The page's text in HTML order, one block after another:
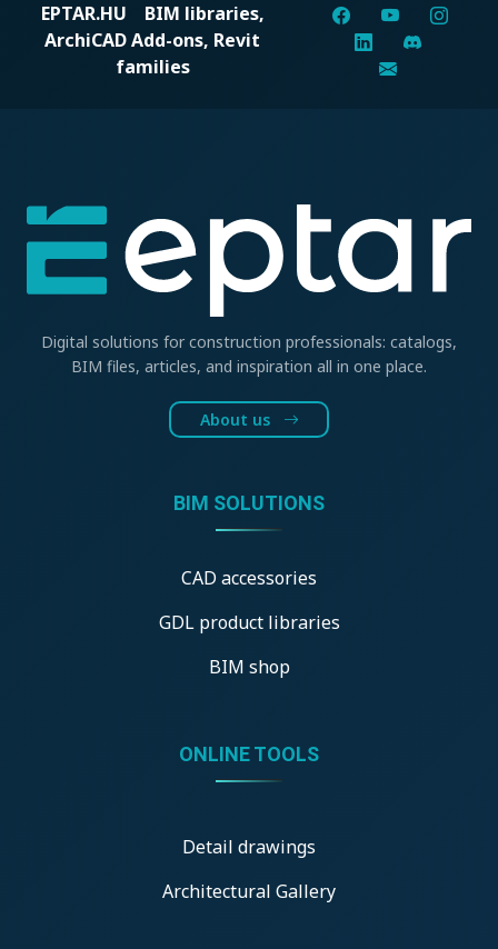
EPTAR.HU BIM libraries,
ArchiCAD Add-ons, Revit
families
Digital solutions for construction professionals: catalogs,
BIM files, articles, and inspiration all in one place.
About us
BIM SOLUTIONS
CAD accessories
GDL product libraries
BIM shop
ONLINE TOOLS
Detail drawings
Architectural Gallery